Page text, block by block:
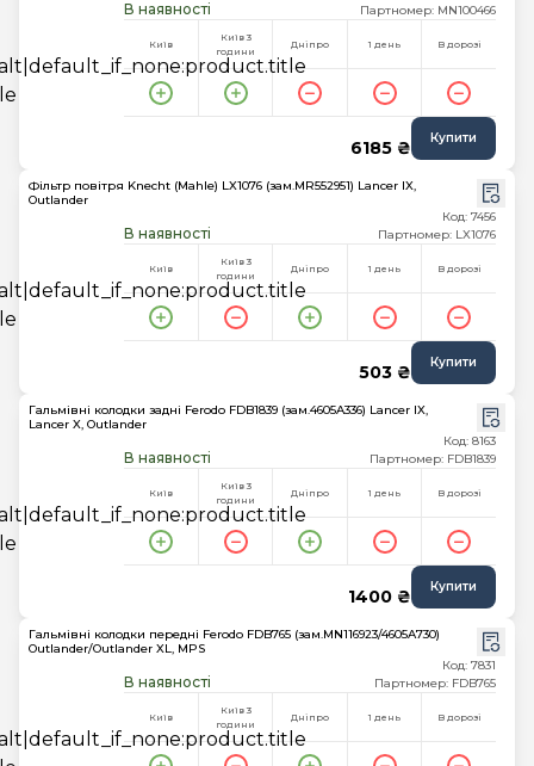
В наявності Партномер: MN100466
Київ
Київ 3
години
Дніпро 1 день В дорозі
6185 ₴ Купити
Фільтр повітря Knecht (Mahle) LX1076 (зам.MR552951) Lancer IX,
Outlander
В наявності
Код: 7456
Партномер: LX1076
Київ
Київ 3
години
Дніпро 1 день В дорозі
503 ₴ Купити
Гальмівні колодки задні Ferodo FDB1839 (зам.4605A336) Lancer IX,
Lancer X, Outlander
В наявності
Код: 8163
Партномер: FDB1839
Київ
Київ 3
години
Дніпро 1 день В дорозі
1400 ₴ Купити
Гальмівні колодки передні Ferodo FDB765 (зам.MN116923/4605A730)
Outlander/Outlander XL, MPS
В наявності
Код: 7831
Партномер: FDB765
Київ
Київ 3
години
Дніпро 1 день В дорозі